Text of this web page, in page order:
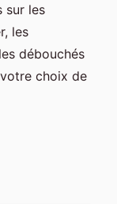
sur les
les
débouchés
choix de